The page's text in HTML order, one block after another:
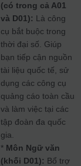
(có trong cả A01
và D01): Là công
cụ bắt buộc trong
thời đại số. Giúp
bạn tiếp cận nguồn
tài liệu quốc tế, sử
dụng các công cụ
quảng cáo toàn cầu
và làm việc tại các
tập đoàn đa quốc
gia.
* Môn Ngữ văn
(khối D01): Bổ trợ